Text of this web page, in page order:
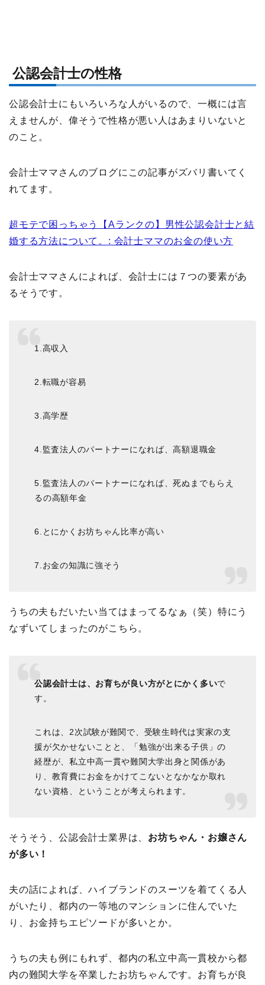
公認会計士の性格
公認会計士にもいろいろな人がいるので、一概には言
えませんが、偉そうで性格が悪い人はあまりいないと
のこと。
会計士ママさんのブログにこの記事がズバリ書いてく
れてます。
超モテで困っちゃう【Aランクの】男性公認会計士と結
婚する方法について。: 会計士ママのお金の使い方
会計士ママさんによれば、会計士には７つの要素があ
るそうです。
1.高収入
2.転職が容易
3.高学歴
4.監査法人のパートナーになれば、高額退職金
5.監査法人のパートナーになれば、死ぬまでもらえ
るの高額年金
6.とにかくお坊ちゃん比率が高い
7.お金の知識に強そう
うちの夫もだいたい当てはまってるなぁ（笑）特にう
なずいてしまったのがこちら。
公認会計士は、お育ちが良い方がとにかく多いで
す。
これは、2次試験が難関で、受験生時代は実家の支
援が欠かせないことと、「勉強が出来る子供」の
経歴が、私立中高一貫や難関大学出身と関係があ
り、教育費にお金をかけてこないとなかなか取れ
ない資格、ということが考えられます。
そうそう、公認会計士業界は、 お坊ちゃん・お嬢さん
が多い！
夫の話によれば、ハイブランドのスーツを着てくる人
がいたり、都内の一等地のマンションに住んでいた
り、お金持ちエピソードが多いとか。
うちの夫も例にもれず、都内の私立中高一貫校から都
内の難関大学を卒業したお坊ちゃんです。お育ちが良